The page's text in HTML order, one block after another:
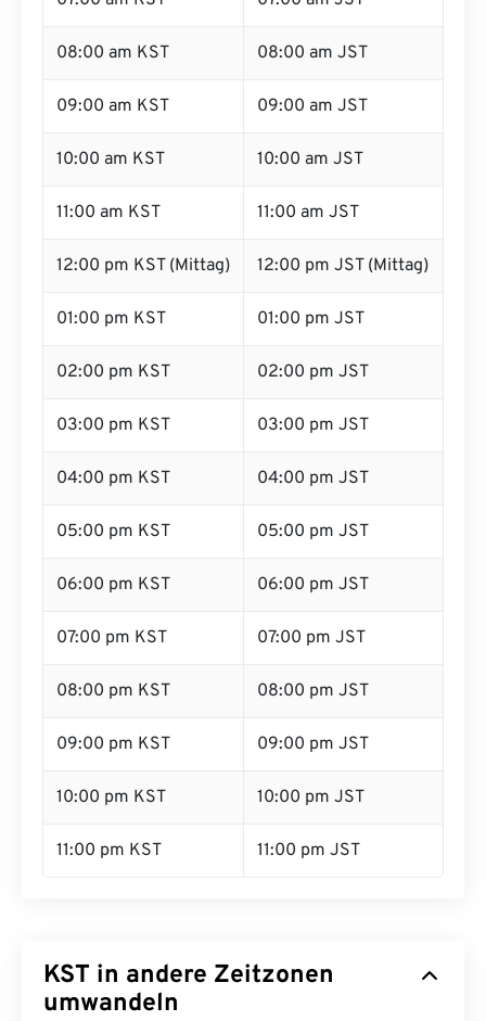
08:00 am KST 08:00 am JST
09:00 am KST 09:00 am JST
10:00 am KST 10:00 am JST
11:00 am KST 11:00 am JST
12:00 pm KST (Mittag) 12:00 pm JST (Mittag)
01:00 pm KST 01:00 pm JST
02:00 pm KST 02:00 pm JST
03:00 pm KST 03:00 pm JST
04:00 pm KST 04:00 pm JST
05:00 pm KST 05:00 pm JST
06:00 pm KST 06:00 pm JST
07:00 pm KST 07:00 pm JST
08:00 pm KST 08:00 pm JST
09:00 pm KST 09:00 pm JST
10:00 pm KST 10:00 pm JST
11:00 pm KST 11:00 pm JST
KST in andere Zeitzonen
umwandeln